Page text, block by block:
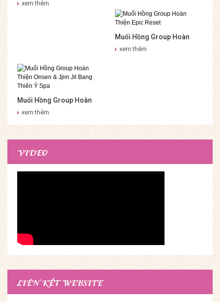
xem thêm
Muối Hồng Group Hoàn
Thiện Epic Reset
xem thêm
Muối Hồng Group Hoàn
Thiện Onsen & Jjim Jil
xem thêm
VIDEO
LIÊN KẾT WEBSITE